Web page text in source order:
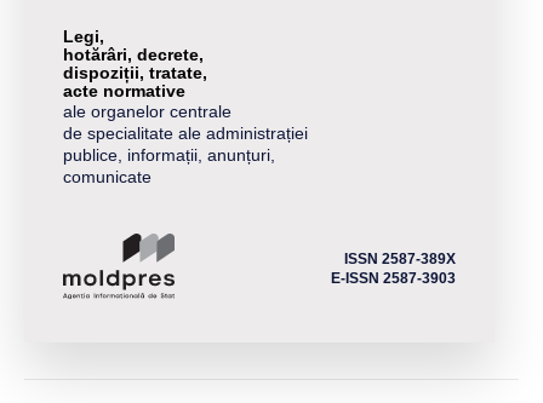
Legi,
hotărâri, decrete,
dispoziții, tratate,
acte normative
ale organelor centrale
de specialitate ale administrației
publice, informații, anunțuri,
comunicate
ISSN 2587-389X
E-ISSN 2587-3903